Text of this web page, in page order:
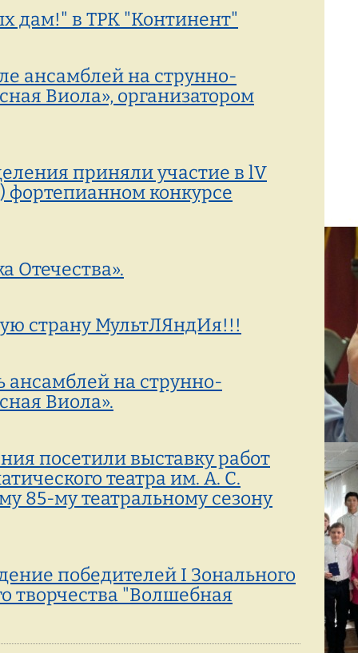
дам!" в ТРК "Континент"
ансамблей на струнно-
Виола», организатором
приняли участие в lV
конкурсе
Отечества».
страну МультЛЯндИя!!!
ансамблей на струнно-
Виола».
посетили выставку работ
театра им. А. С.
85-му театральному сезону
победителей I Зонального
творчества "Волшебная